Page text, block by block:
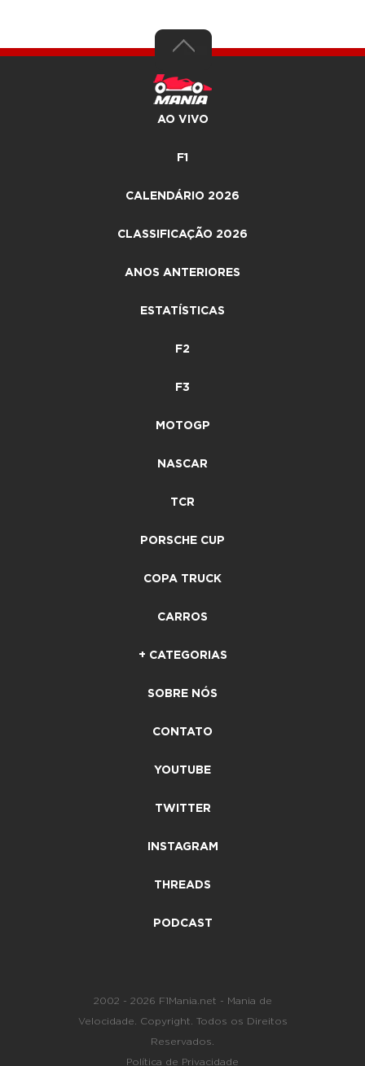
AO VIVO
F1
CALENDÁRIO 2026
CLASSIFICAÇÃO 2026
ANOS ANTERIORES
ESTATÍSTICAS
F2
F3
MOTOGP
NASCAR
TCR
PORSCHE CUP
COPA TRUCK
CARROS
+ CATEGORIAS
SOBRE NÓS
CONTATO
YOUTUBE
TWITTER
INSTAGRAM
THREADS
PODCAST
2002 - 2026 F1Mania.net - Mania de
Velocidade. Copyright. Todos os Direitos
Reservados.
Política de Privacidade